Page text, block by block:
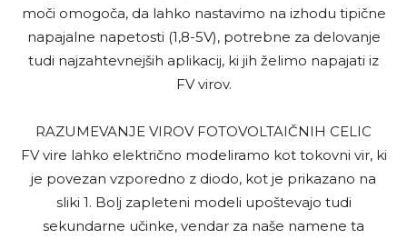
moči omogoča, da lahko nastavimo na izhodu tipične
napajalne napetosti (1,8-5V), potrebne za delovanje
tudi najzahtevnejših aplikacij, ki jih želimo napajati iz
FV virov.
RAZUMEVANJE VIROV FOTOVOLTAIČNIH CELIC
FV vire lahko električno modeliramo kot tokovni vir, ki
je povezan vzporedno z diodo, kot je prikazano na
sliki 1. Bolj zapleteni modeli upoštevajo tudi
sekundarne učinke, vendar za naše namene ta